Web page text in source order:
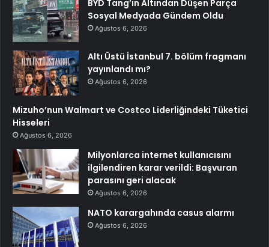
BYD Tang’ın Altından Düşen Parça
Sosyal Medyada Gündem Oldu
Ağustos 6, 2026
Altı Üstü İstanbul 7. bölüm fragmanı
yayınlandı mı?
Ağustos 6, 2026
Mizuho’nun Walmart ve Costco Liderliğindeki Tüketici
Hisseleri
Ağustos 6, 2026
Milyonlarca internet kullanıcısını
ilgilendiren karar verildi: Başvuran
parasını geri alacak
Ağustos 6, 2026
NATO karargahında casus alarmı
Ağustos 6, 2026